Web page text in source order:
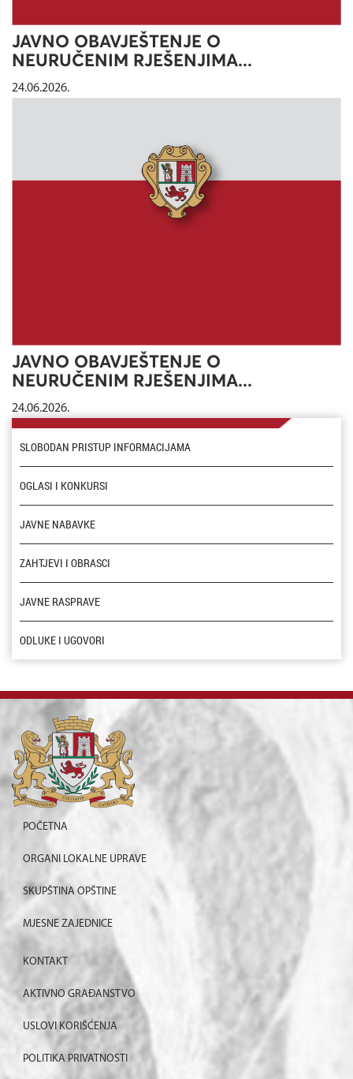
JAVNO OBAVJEŠTENJE O
NEURUČENIM RJEŠENJIMA...
24.06.2026.
JAVNO OBAVJEŠTENJE O
NEURUČENIM RJEŠENJIMA...
24.06.2026.
SLOBODAN PRISTUP INFORMACIJAMA
OGLASI I KONKURSI
JAVNE NABAVKE
ZAHTJEVI I OBRASCI
JAVNE RASPRAVE
ODLUKE I UGOVORI
POČETNA
ORGANI LOKALNE UPRAVE
SKUPŠTINA OPŠTINE
MJESNE ZAJEDNICE
KONTAKT
AKTIVNO GRAĐANSTVO
USLOVI KORIŠĆENJA
POLITIKA PRIVATNOSTI